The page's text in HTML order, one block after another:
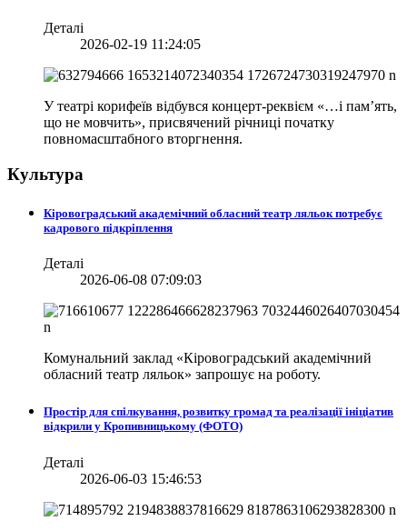
Деталі
2026-02-19 11:24:05
У театрі корифеїв відбувся концерт-реквієм «…і пам’ять,
що не мовчить», присвячений річниці початку
повномасштабного вторгнення.
Культура
Кіровоградський академічний обласний театр ляльок потребує
кадрового підкріплення
Деталі
2026-06-08 07:09:03
Комунальний заклад «Кіровоградський академічний
обласний театр ляльок» запрошує на роботу.
Простір для спілкування, розвитку громад та реалізації ініціатив
відкрили у Кропивницькому (ФОТО)
Деталі
2026-06-03 15:46:53